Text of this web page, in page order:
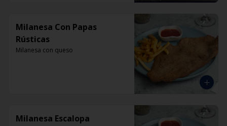
Milanesa Con Papas
Rústicas
Milanesa con queso
Milanesa Escalopa